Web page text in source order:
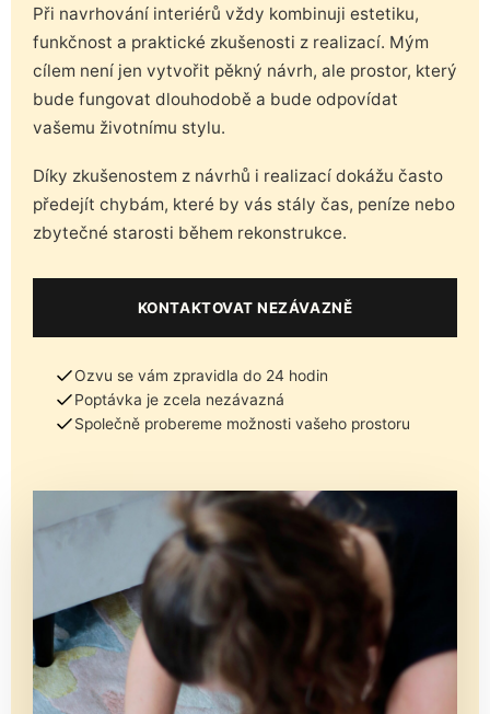
Při navrhování interiérů vždy kombinuji estetiku,
funkčnost a praktické zkušenosti z realizací. Mým
cílem není jen vytvořit pěkný návrh, ale prostor, který
bude fungovat dlouhodobě a bude odpovídat
vašemu životnímu stylu.
Díky zkušenostem z návrhů i realizací dokážu často
předejít chybám, které by vás stály čas, peníze nebo
zbytečné starosti během rekonstrukce.
KONTAKTOVAT NEZÁVAZNĚ
Ozvu se vám zpravidla do 24 hodin
Poptávka je zcela nezávazná
Společně probereme možnosti vašeho prostoru